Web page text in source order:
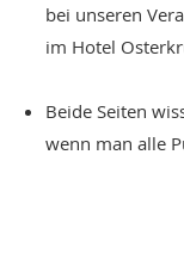
bei unseren
im Hotel
Beide Seiten
wenn man alle